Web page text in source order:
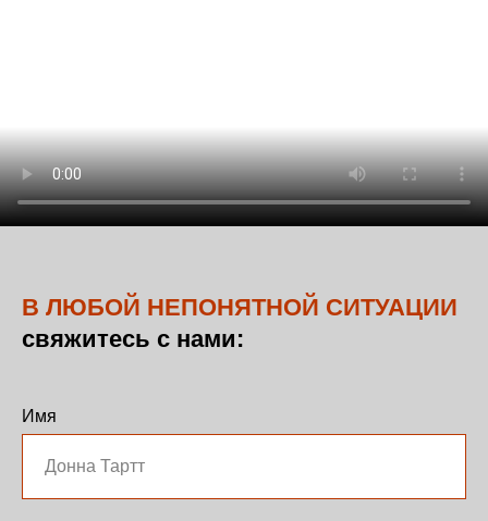
В ЛЮБОЙ НЕПОНЯТНОЙ СИТУАЦИИ
свяжитесь с нами:
Имя